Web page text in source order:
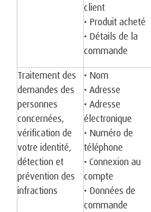
client
• Produit acheté
• Détails de la
commande
Traitement des
demandes des
personnes
concernées,
vérification de
votre identité,
détection et
prévention des
infractions
• Nom
• Adresse
• Adresse
électronique
• Numéro de
téléphone
• Connexion au
compte
• Données de
commande